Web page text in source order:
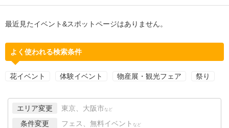
最近見たイベント&スポットページはありません。
よく使われる検索条件
花イベント 体験イベント 物産展・観光フェア 祭り
エリア変更 東京、大阪市 など
条件変更 フェス、無料イベント など